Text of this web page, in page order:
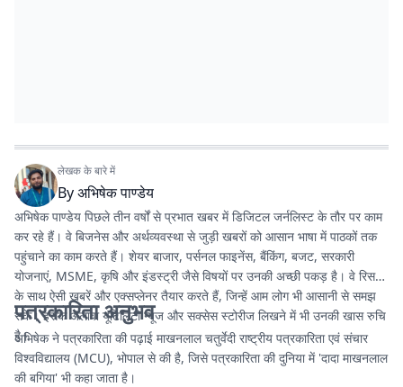
लेखक के बारे में
Byअभिषेक पाण्डेय
अभिषेक पाण्डेय पिछले तीन वर्षों से प्रभात खबर में डिजिटल जर्नलिस्ट के तौर पर काम
कर रहे हैं। वे बिजनेस और अर्थव्यवस्था से जुड़ी खबरों को आसान भाषा में पाठकों तक
पहुंचाने का काम करते हैं। शेयर बाजार, पर्सनल फाइनेंस, बैंकिंग, बजट, सरकारी
योजनाएं, MSME, कृषि और इंडस्ट्री जैसे विषयों पर उनकी अच्छी पकड़ है। वे रिसर्च
के साथ ऐसी खबरें और एक्सप्लेनर तैयार करते हैं, जिन्हें आम लोग भी आसानी से समझ
सकें। इसके अलावा यूटिलिटी न्यूज और सक्सेस स्टोरीज लिखने में भी उनकी खास रुचि
है।
पत्रकारिता अनुभव
अभिषेक ने पत्रकारिता की पढ़ाई माखनलाल चतुर्वेदी राष्ट्रीय पत्रकारिता एवं संचार
विश्वविद्यालय (MCU), भोपाल से की है, जिसे पत्रकारिता की दुनिया में 'दादा माखनलाल
की बगिया' भी कहा जाता है।